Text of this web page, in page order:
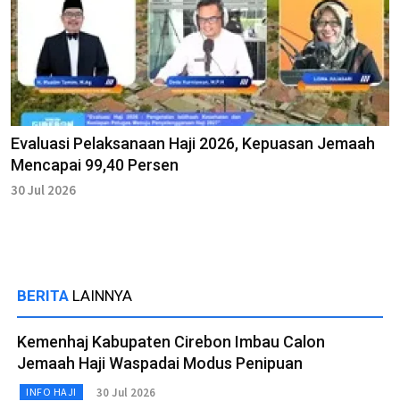
Evaluasi Pelaksanaan Haji 2026, Kepuasan Jemaah
Mencapai 99,40 Persen
30 Jul 2026
BERITA LAINNYA
Kemenhaj Kabupaten Cirebon Imbau Calon
Jemaah Haji Waspadai Modus Penipuan
INFO HAJI 30 Jul 2026